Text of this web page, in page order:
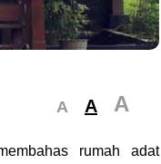
A A A
rumah adat